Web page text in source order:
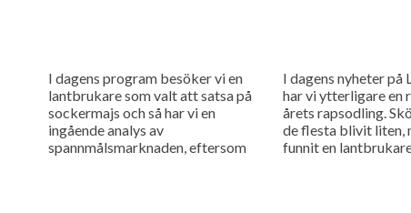
I dagens program besöker vi en
lantbrukare som valt att satsa på
sockermajs och så har vi en
ingående analys av
spannmålsmarknaden, eftersom
I dagens nyheter
har vi ytterligare en
årets rapsodling.
de flesta blivit liten,
funnit en